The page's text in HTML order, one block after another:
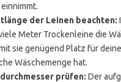
der Leinen beachten:
Meter Trockenleine die
sie genügend Platz für deine
Wäschemenge hat.
prüfen: Der